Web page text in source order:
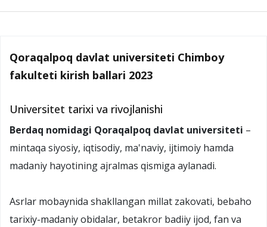
Qoraqalpoq davlat universiteti Chimboy
fakulteti kirish ballari 2023
Universitet tarixi va rivojlanishi
Berdaq nomidagi Qoraqalpoq davlat universiteti –
mintaqa siyosiy, iqtisodiy, ma'naviy, ijtimoiy hamda
madaniy hayotining ajralmas qismiga aylanadi.
Asrlar mobaynida shakllangan millat zakovati, bebaho
tarixiy-madaniy obidalar, betakror badiiy ijod, fan va